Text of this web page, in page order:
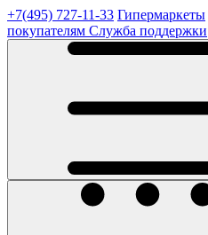
+7(495) 727-11-33 Гипермаркеты
покупателям Служба поддержки